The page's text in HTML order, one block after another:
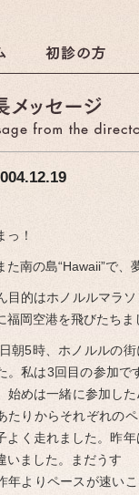
っ！
た南の島“Hawaii”で、
目的はホノルルマラ
福岡空港を飛びたちま
朝5時、ホノルルの
。私は3回目の参加
始めは一緒に参加し
たりからそれぞれの
よく走れました。昨
いました。まだうす
年よりペースが速い